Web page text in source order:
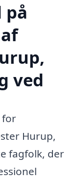
på
ved
for
Hurup,
fagfolk, der